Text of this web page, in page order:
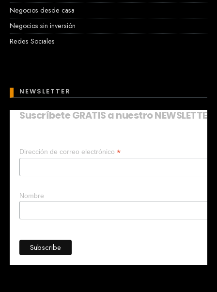
Negocios desde casa
Negocios sin inversión
Redes Sociales
NEWSLETTER
Suscríbete GRATIS a nuestro NEWSLETTER
Dirección de correo electrónico *
Nombre
¿Quieres que te ayude a crear un